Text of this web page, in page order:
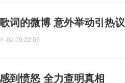
词的微博 意外举动引热议
02 09:22:05
到愤怒 全力查明真相